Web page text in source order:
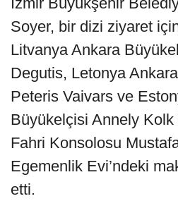
Soyer, bir dizi ziyaret
Litvanya Ankara
Degutis, Letonya
Peteris Vaivars ve
Büyükelçisi Annely
Fahri Konsolosu
Egemenlik Evi’ndeki
etti.